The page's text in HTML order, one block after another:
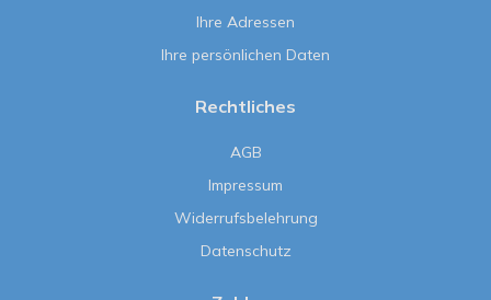
Ihre Adressen
Ihre persönlichen Daten
Rechtliches
AGB
Impressum
Widerrufsbelehrung
Datenschutz